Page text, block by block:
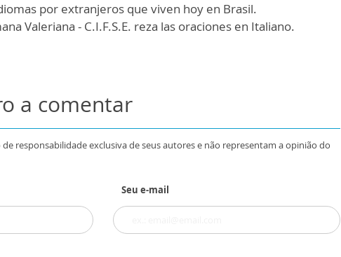
por extranjeros que viven hoy en Brasil.
Valeriana - C.I.F.S.E. reza las oraciones en Italiano.
a comentar
responsabilidade exclusiva de seus autores e não representam a opinião do
Seu e-mail